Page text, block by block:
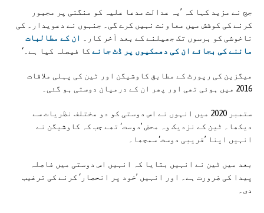
جج نے مزید کہا کہ ’یہ عدالت مدعا علیہ کو منگنی پر مجبور
کرنے کی کوشش میں معاونت نہیں کرے گی۔ جنہوں نے دعویدار۔ کی
ناخوشی کو برسوں تک جھیلنے کے بعد آخر کار۔ ان کے مطالبات
ماننے کی بجائے ان کی دھمکیوں پر ڈٹ جانے کا فیصلہ کیا ہے۔‘
میگزین کی رپورٹ کے مطابق کاوشیگن اور ٹین کی پہلی ملاقات
2016 میں ہوئی تھی اور پھر ان کے درمیان دوستی ہو گئی۔
ستمبر 2020 میں انہوں نے اس دوستی کو دو مختلف نظریات سے
دیکھا۔ ٹین کے نزدیک وہ محض ’دوست‘ تھے جب کہ کاوشیگن نے
انہیں اپنا ’قریبی دوست‘ سمجھا۔
بعد میں ٹین نے انہیں بتایا کہ انہیں اس دوستی میں فاصلہ
پیدا کی ضرورت ہے۔ اور انہیں ’خود پر انحصار‘ کرنے کی ترغیب
دی۔